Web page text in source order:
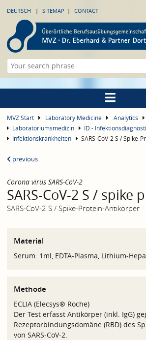
DEUTSCH SITEMAP CONTACT
MVZ Start Laboratory Medicine Analytics
Laboratoriumsmedizin
ID -
Infektionskrankheiten
SARS-CoV-2 S / Spike-
previous
Corona virus SARS-CoV-2
SARS-CoV-2 S / spike
SARS-CoV-2 S / Spike-Protein-Antikörper
Material
Serum: 1ml, EDTA-Plasma, Lithium-
Methode
ECLIA (Elecsys® Roche)
Der Test erfasst Antikörper (inkl. IgG)
Rezeptorbindungsdomäne (RBD) des
von SARS-CoV-2.